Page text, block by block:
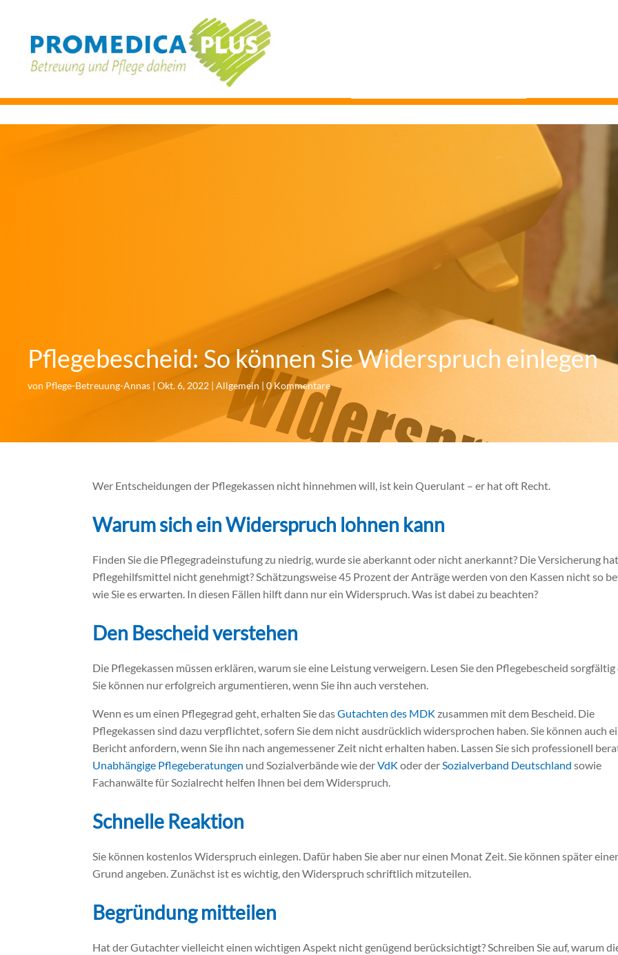
Pflegebescheid: So können Sie Widerspruch einlegen
von Pflege-Betreuung-Annas | Okt. 6, 2022 | Allgemein | 0 Kommentare
Wer Entscheidungen der Pflegekassen nicht hinnehmen will, ist kein Querulant – er hat oft Recht.
Warum sich ein Widerspruch lohnen kann
Finden Sie die Pflegegradeinstufung zu niedrig, wurde sie aberkannt oder nicht anerkannt? Die Versicherung
Pflegehilfsmittel nicht genehmigt? Schätzungsweise 45 Prozent der Anträge werden von den Kassen nicht so
wie Sie es erwarten. In diesen Fällen hilft dann nur ein Widerspruch. Was ist dabei zu beachten?
Den Bescheid verstehen
Die Pflegekassen müssen erklären, warum sie eine Leistung verweigern. Lesen Sie den Pflegebescheid
Sie können nur erfolgreich argumentieren, wenn Sie ihn auch verstehen.
Wenn es um einen Pflegegrad geht, erhalten Sie dasGutachten des MDK zusammen mit dem Bescheid. Die
Pflegekassen sind dazu verpflichtet, sofern Sie dem nicht ausdrücklich widersprochen haben. Sie können auch
Bericht anfordern, wenn Sie ihn nach angemessener Zeit nicht erhalten haben. Lassen Sie sich professionell
Unabhängige Pflegeberatungen und Sozialverbände wie derVdK oder derSozialverband Deutschland sowie
Fachanwälte für Sozialrecht helfen Ihnen bei dem Widerspruch.
Schnelle Reaktion
Sie können kostenlos Widerspruch einlegen. Dafür haben Sie aber nur einen Monat Zeit. Sie können später
Grund angeben. Zunächst ist es wichtig, den Widerspruch schriftlich mitzuteilen.
Begründung mitteilen
Hat der Gutachter vielleicht einen wichtigen Aspekt nicht genügend berücksichtigt? Schreiben Sie auf, warum